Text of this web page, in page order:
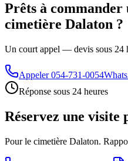
Prêts à
cimetière Dalaton ?
Un court appel — devis sous 24
Appeler 054-731-0054
Réponse sous 24 heures
Réservez une visite
Pour le cimetière Dalaton.